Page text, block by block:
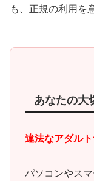
も、正規の利用を
あなたの大
違法なアダルト
パソコンやス